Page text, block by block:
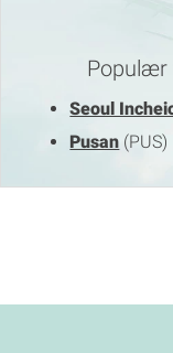
Populær
Seoul
Pusan (PUS)